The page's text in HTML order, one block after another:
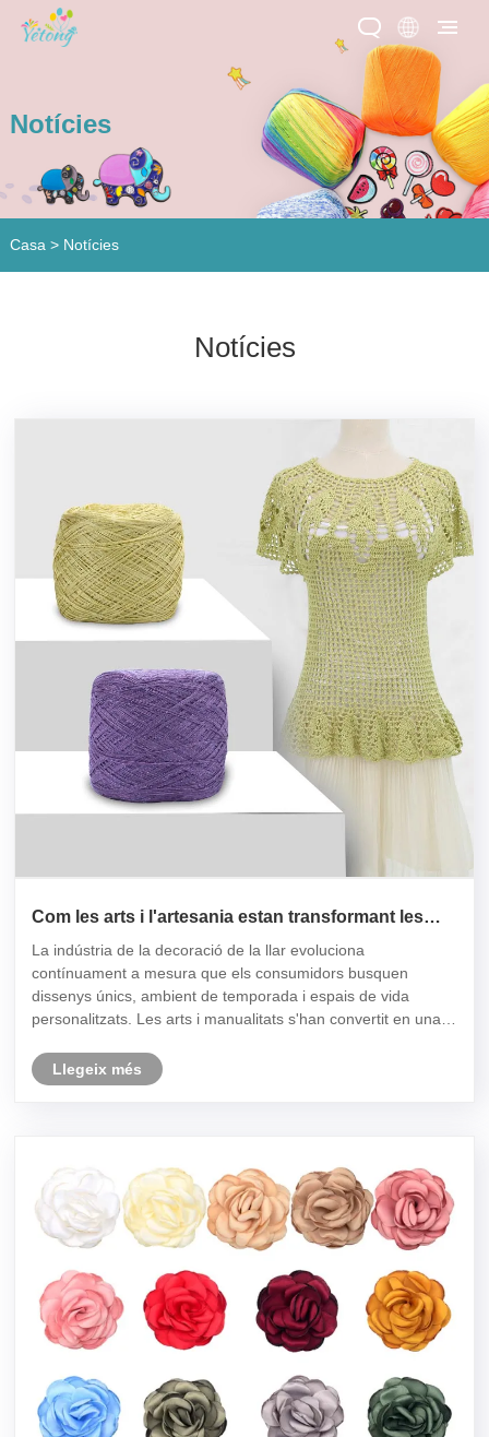
Notícies
Casa > Notícies
Notícies
Com les arts i l'artesania estan transformant les
La indústria de la decoració de la llar evoluciona
contínuament a mesura que els consumidors busquen
dissenys únics, ambient de temporada i espais de vida
personalitzats. Les arts i manualitats s'han convertit en una
l'expressió artística amb funcio......
Llegeix més